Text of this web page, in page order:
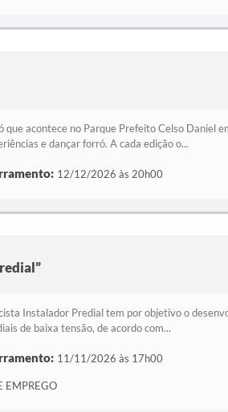
acontece no Parque Prefeito Celso Daniel
e dançar forró. A cada edição o...
12/12/2026 às 20h00
Instalador Predial tem por objetivo o
de baixa tensão, de acordo com...
11/11/2026 às 17h00
EMPREGO